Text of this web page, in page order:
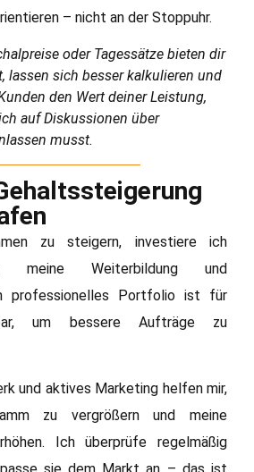
– nicht an der Stoppuhr.
oder Tagessätze bieten dir
lassen sich besser kalkulieren und
den Wert deiner Leistung,
auf Diskussionen über
musst.
zu steigern, investiere ich
meine Weiterbildung und
professionelles Portfolio ist für
um bessere Aufträge zu
und aktives Marketing helfen mir,
zu vergrößern und meine
Ich überprüfe regelmäßig